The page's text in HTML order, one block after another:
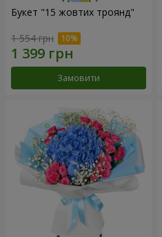
Букет "15 жовтих троянд"
1 554 грн
Замовити